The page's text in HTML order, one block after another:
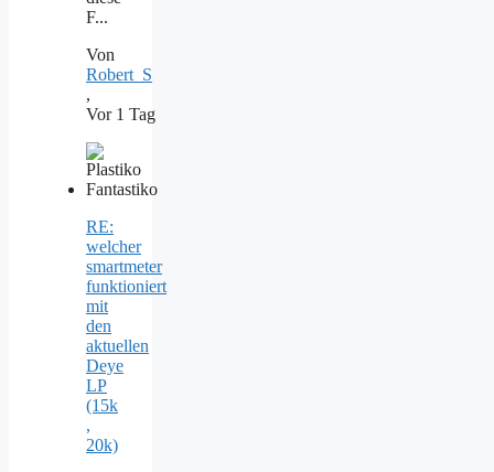
F...
Von
Robert_S
,
Vor 1 Tag
RE:
welcher
smartmeter
funktioniert
mit
den
aktuellen
Deye
LP
(15k
,
20k)